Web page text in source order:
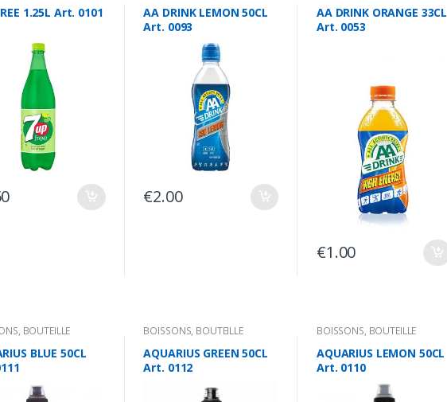
1.25L Art. 0101
AA DRINK LEMON 50CL
Art. 0093
€2.00
AA DRINK ORANGE 33CL
Art. 0053
€1.00
, BOUTEILLE
BLUE 50CL
BOISSONS, BOUTEILLE
AQUARIUS GREEN 50CL
Art. 0112
BOISSONS, BOUTEILLE
AQUARIUS LEMON 50CL
Art. 0110